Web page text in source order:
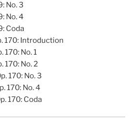
No. 3
No. 4
Coda
170: Introduction
170: No. 1
170: No. 2
170: No. 3
170: No. 4
170: Coda